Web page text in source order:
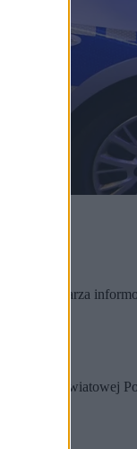
się za lekarza
Powiatowej